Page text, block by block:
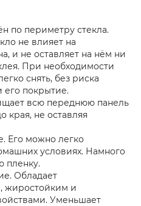
по периметру стекла.
не влияет на
и не оставляет на нём ни
При необходимости
снять, без риска
его покрытие.
всю переднюю панель
края, не оставляя
Его можно легко
условиях. Намного
пленку.
Обладает
жиростойким и
Уменьшает